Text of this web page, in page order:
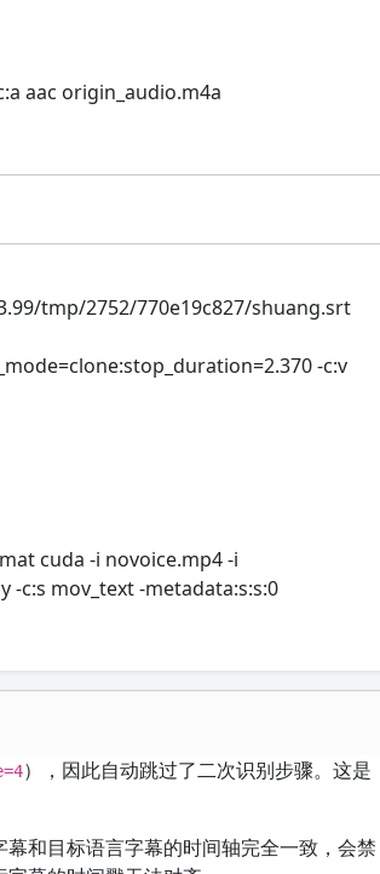
aac origin_audio.m4a
tmp/2752/770e19c827/shuang.srt
-c:v
cuda -i novoice.mp4 -i
-c:s mov_text -metadata:s:s:0
），因此自动跳过了二次识别步骤。这是
和目标语言字幕的时间轴完全一致，会禁